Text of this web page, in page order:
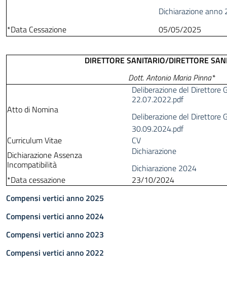
*Data Cessazione
Dichiarazione anno
05/05/2025
DIRETTORE SANITARIO/DIRETTORE
Dott. Antonio Maria Pinna*
Atto di Nomina
Deliberazione del Direttore
22.07.2022.pdf
Deliberazione del Direttore
30.09.2024.pdf
Curriculum Vitae
CV
Dichiarazione Assenza
Incompatibilità
Dichiarazione
Dichiarazione 2024
*Data cessazione
23/10/2024
Compensi vertici anno 2025
Compensi vertici anno 2024
Compensi vertici anno 2023
Compensi vertici anno 2022